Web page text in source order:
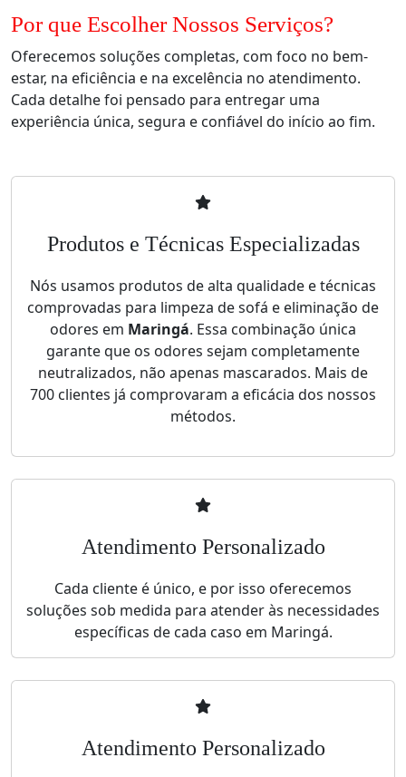
Por que Escolher Nossos Serviços?
Oferecemos soluções completas, com foco no bem-
estar, na eficiência e na excelência no atendimento.
Cada detalhe foi pensado para entregar uma
experiência única, segura e confiável do início ao fim.
Produtos e Técnicas Especializadas
Nós usamos produtos de alta qualidade e técnicas
comprovadas para limpeza de sofá e eliminação de
odores em Maringá. Essa combinação única
garante que os odores sejam completamente
neutralizados, não apenas mascarados. Mais de
700 clientes já comprovaram a eficácia dos nossos
métodos.
Atendimento Personalizado
Cada cliente é único, e por isso oferecemos
soluções sob medida para atender às necessidades
específicas de cada caso em Maringá.
Atendimento Personalizado